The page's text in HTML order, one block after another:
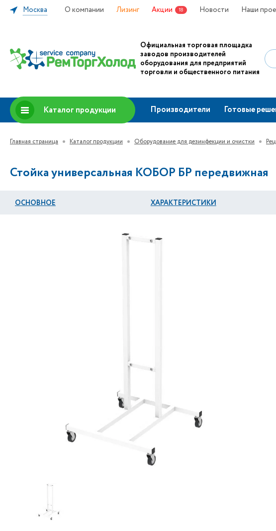
Москва О компании Лизинг Акции 18 Новости Наши
Официальная торговая площадка
заводов производителей
оборудования для предприятий
торговли и общественного питания
Каталог продукции Производители Готовые
Главная страница Каталог продукции Оборудование для дезинфекции и очистки
Стойка универсальная КОБОР БР передвижная
ОСНОВНОЕ ХАРАКТЕРИСТИКИ